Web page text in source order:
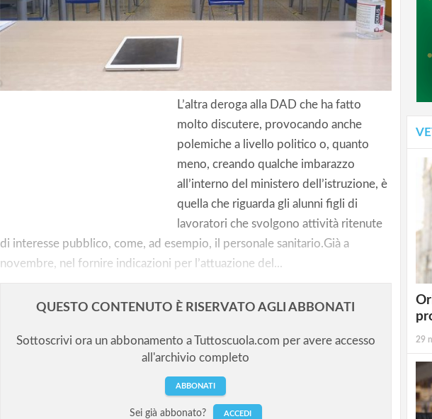
L’altra deroga alla DAD che ha fatto
molto discutere, provocando anche
polemiche a livello politico o, quanto
meno, creando qualche imbarazzo
all’interno del ministero dell’istruzione, è
quella che riguarda gli alunni figli di
lavoratori che svolgono attività ritenute
di interesse pubblico, come, ad esempio, il personale sanitario.Già a
novembre, nel fornire indicazioni per l’attuazione del...
QUESTO CONTENUTO È RISERVATO AGLI ABBONATI
Sottoscrivi ora un abbonamento a Tuttoscuola.com per avere accesso
all'archivio completo
ABBONATI
Sei già abbonato? ACCEDI
29